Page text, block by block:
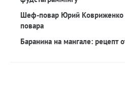
Шеф-повар Юрий Ковриженко
повара
Баранина на мангале: рецепт